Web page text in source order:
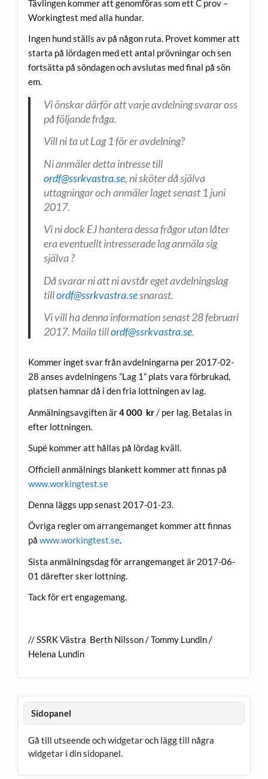
Tävlingen kommer att genomföras som ett C prov –
Workingtest med alla hundar.
Ingen hund ställs av på någon ruta. Provet kommer att
starta på lördagen med ett antal prövningar och sen
fortsätta på söndagen och avslutas med final på sön
em.
Vi önskar därför att varje avdelning svarar oss
på följande fråga.
Vill ni ta ut Lag 1 för er avdelning?
Ni anmäler detta intresse till
ordf@ssrkvastra.se, ni sköter då själva
uttagningar och anmäler laget senast 1 juni
2017.
Vi ni dock EJ hantera dessa frågor utan låter
era eventuellt intresserade lag anmäla sig
själva ?
Då svarar ni att ni avstår eget avdelningslag
tillordf@ssrkvastra.sesnarast.
Vi vill ha denna information senast 28 februari
2017. Maila tillordf@ssrkvastra.se.
Kommer inget svar från avdelningarna per 2017-02-
28 anses avdelningens ”Lag 1” plats vara förbrukad,
platsen hamnar då i den fria lottningen av lag.
Anmälningsavgiften är4 000 kr/ per lag. Betalas in
efter lottningen.
Supé kommer att hållas på lördag kväll.
Officiell anmälnings blankett kommer att finnas på
www.workingtest.se
Denna läggs upp senast 2017-01-23.
Övriga regler om arrangemanget kommer att finnas
på www.workingtest.se.
Sista anmälningsdag för arrangemanget är 2017-06-
01 därefter sker lottning.
Tack för ert engagemang.
// SSRK Västra Berth Nilsson / Tommy Lundin /
Helena Lundin
Sidopanel
Gå till utseende och widgetar och lägg till några
widgetar i din sidopanel.